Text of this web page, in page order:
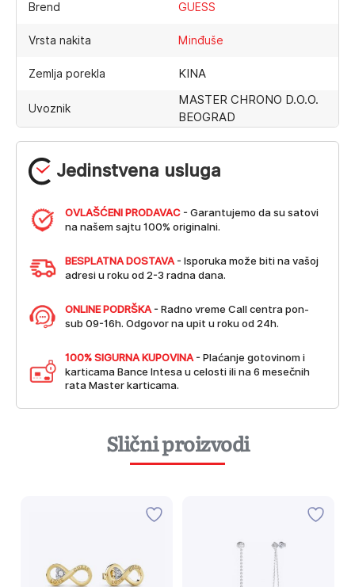
Jedinstvena usluga
OVLAŠĆENI PRODAVAC - Garantujemo da su satovi
na našem sajtu 100% originalni.
BESPLATNA DOSTAVA - Isporuka može biti na vašoj
adresi u roku od 2-3 radna dana.
ONLINE PODRŠKA - Radno vreme Call centra pon-
sub 09-16h. Odgovor na upit u roku od 24h.
100% SIGURNA KUPOVINA - Plaćanje gotovinom i
karticama Bance Intesa u celosti ili na 6 mesečnih
rata Master karticama.
Brend GUESS
Vrsta nakita Minđuše
Zemlja porekla KINA
Uvoznik
MASTER CHRONO D.O.O.
BEOGRAD
Slični proizvodi